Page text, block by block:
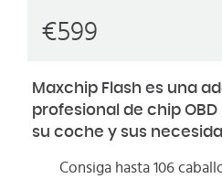
€599
Maxchip Flash es una
profesional de chip
su coche y sus
Consiga hasta 106